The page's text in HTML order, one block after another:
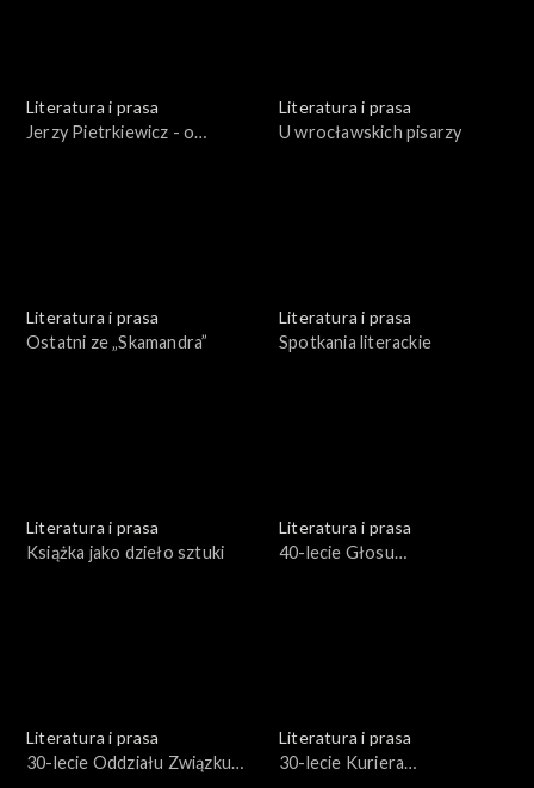
Literatura i prasa
Jerzy Pietrkiewicz - o
Literatura i prasa
U wrocławskich pisarzy
Literatura i prasa
Ostatni ze „Skamandra”
Literatura i prasa
Spotkania literackie
Literatura i prasa
Książka jako dzieło sztuki
Literatura i prasa
40-lecie Głosu
Literatura i prasa
30-lecie Oddziału Związku
Literatura i prasa
30-lecie Kuriera